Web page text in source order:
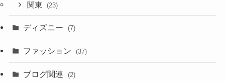
関東 (23)
ディズニー (7)
ファッション (37)
ブログ関連 (2)